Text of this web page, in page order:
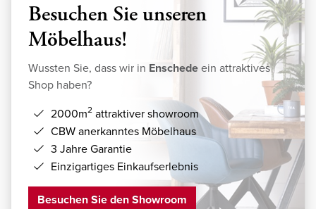
Besuchen Sie unseren
Möbelhaus!
Wussten Sie, dass wir in Enschedeein attraktives
Shop haben?
2000m2 attraktiver showroom
CBW anerkanntes Möbelhaus
3 Jahre Garantie
Einzigartiges Einkaufserlebnis
Besuchen Sie den Showroom